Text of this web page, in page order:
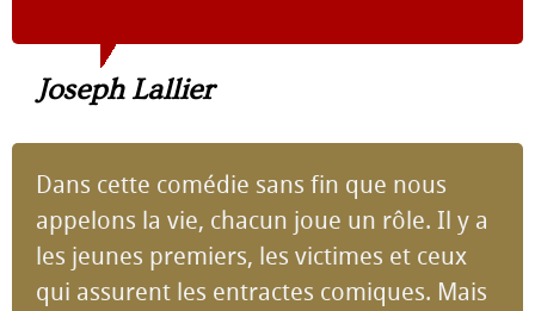
Joseph Lallier
Dans cette comédie sans fin que nous
appelons la vie, chacun joue un rôle. Il y a
les jeunes premiers, les victimes et ceux
qui assurent les entractes comiques. Mais